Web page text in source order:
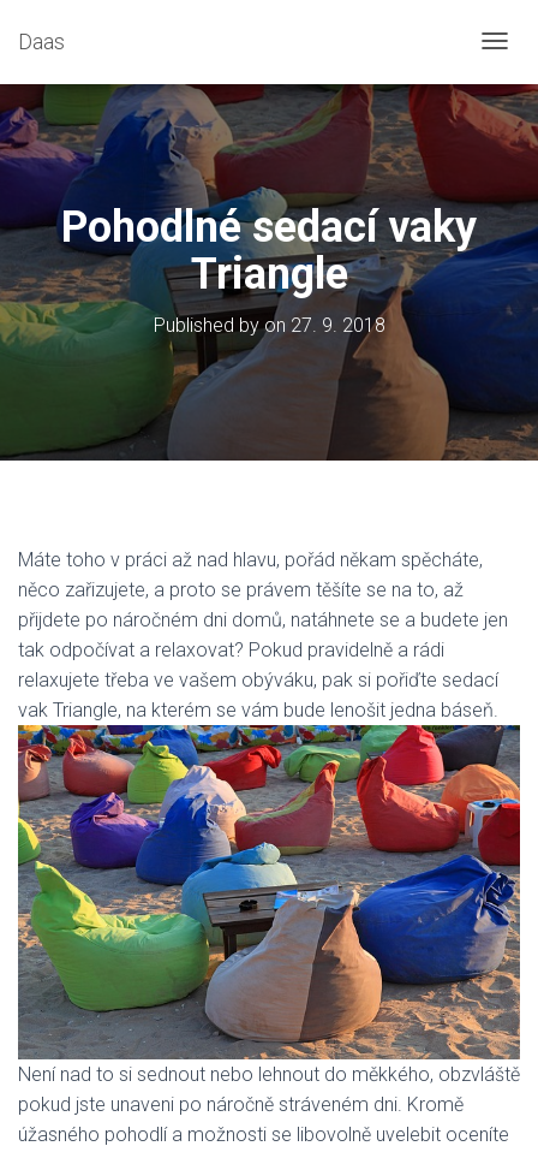
Daas
O
G
V
I
Pohodlné sedací vaky
Triangle
Published byon 27. 9. 2018
Máte toho v práci až nad hlavu, pořád někam spěcháte,
něco zařizujete, a proto se právem těšíte se na to, až
přijdete po náročném dni domů, natáhnete se a budete jen
tak odpočívat a relaxovat? Pokud pravidelně a rádi
relaxujete třeba ve vašem obýváku, pak si pořiďte sedací
vak Triangle, na kterém se vám bude lenošit jedna báseň.
Není nad to si sednout nebo lehnout do měkkého, obzvláště
pokud jste unaveni po náročně stráveném dni. Kromě
úžasného pohodlí a možnosti se libovolně uvelebit oceníte